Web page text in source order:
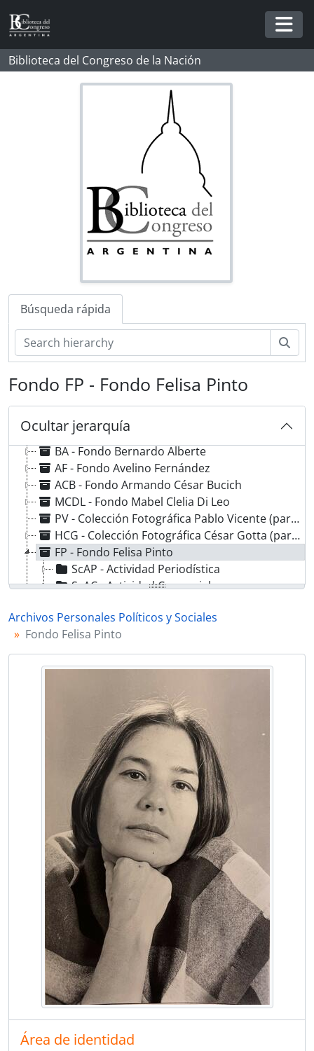
Skip to main content
Biblioteca del Congreso de la Nación
Búsqueda rápida
Fondo FP - Fondo Felisa Pinto
Ocultar jerarquía
AE-APPS - Archivos Personales Políticos y Sociales
BA - Fondo Bernardo Alberte
AF - Fondo Avelino Fernández
ACB - Fondo Armando César Bucich
MCDL - Fondo Mabel Clelia Di Leo
PV - Colección Fotográfica Pablo Vicente (parte)
HCG - Colección Fotográfica César Gotta (parte, selección sobre peronismo)
FP - Fondo Felisa Pinto
ScAP - Actividad Periodística
ScAC - Actividad Comercial
ScACLV - Actividad como Letrista- Virus
ScE - Eventos
ScDT - Di Tella
ScVP - Vida Personal
ScCyP - Cartas y Postales
CMD - Colección Moda y Diseño
CPP - Colección de Publicaciones Periódicas
CF - Colección de Fotografías
CPCN - Colección Palacio del Congreso de la Nación
RRG - Fondo Rodolfo Rodriguez Gichou
Archivos Personales Políticos y Sociales
Fondo Felisa Pinto
Área de identidad